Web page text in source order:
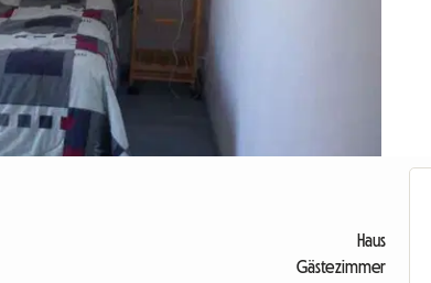
Haus
Gästezimmer